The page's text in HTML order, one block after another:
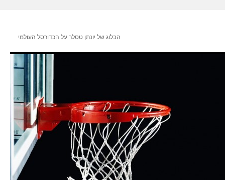
הבלוג של יונתן טסלר על הכדורסל העולמי